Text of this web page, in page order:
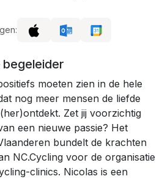
begeleider
moeten zien in de hele
nog meer mensen de liefde
Zet jij voorzichtig
een nieuwe passie? Het
bundelt de krachten
NC.Cycling voor de organisatie
clinics. Nicolas is een